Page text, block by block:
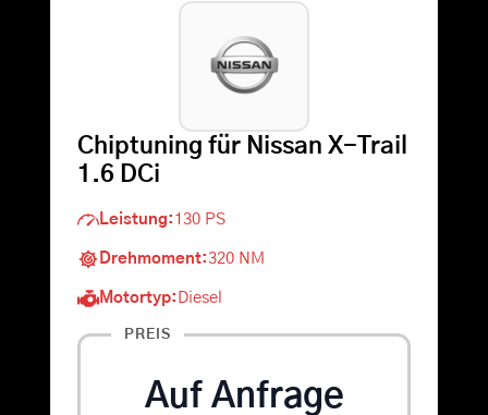
Warenkorb
Chiptuning für Nissan X-Trail
1.6 DCi
Leistung: 130 PS
Drehmoment:320 NM
Motortyp: Diesel
PREIS
Auf Anfrage